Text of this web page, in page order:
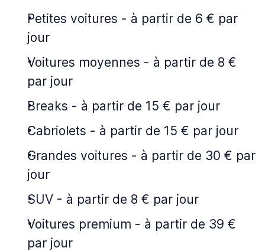
Petites voitures - à partir de 6 € par
jour
Voitures moyennes - à partir de 8 €
par jour
Breaks - à partir de 15 € par jour
Cabriolets - à partir de 15 € par jour
Grandes voitures - à partir de 30 € par
jour
SUV - à partir de 8 € par jour
Voitures premium - à partir de 39 €
par jour